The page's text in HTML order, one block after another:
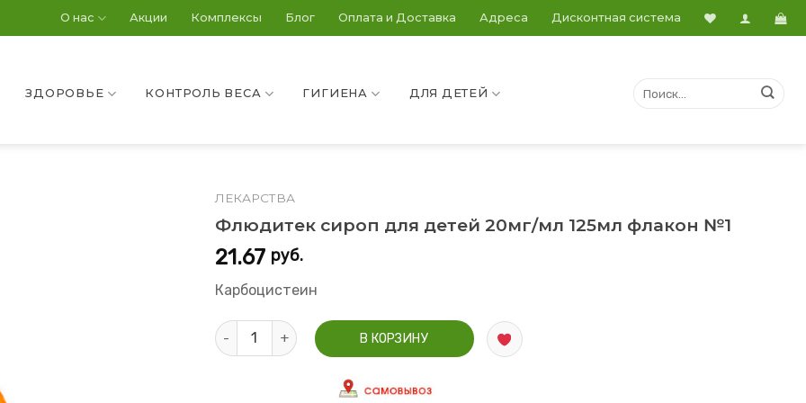
О нас Акции Комплексы Блог Оплата и Доставка Адреса Дисконтная система
ЗДОРОВЬЕ КОНТРОЛЬ ВЕСА ГИГИЕНА ДЛЯ ДЕТЕЙ
ЛЕКАРСТВА
Флюдитек сироп для детей 20мг/мл 125мл флакон №1
21.67 руб.
Карбоцистеин
Количество Флюдитек сироп для детей 20мг/мл 125мл флакон №1
В КОРЗИНУ